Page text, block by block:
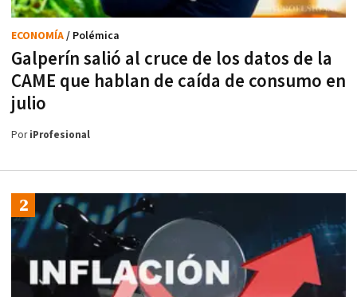
Galperín salió al cruce de los datos de la
CAME que hablan de caída de consumo en
julio
ECONOMÍA/ Polémica
PoriProfesional